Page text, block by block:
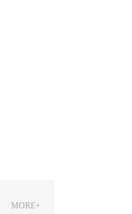
MORE+